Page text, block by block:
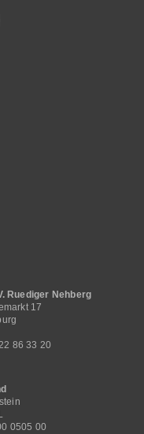
Ruediger Nehberg
17
86 33 20
0505 00